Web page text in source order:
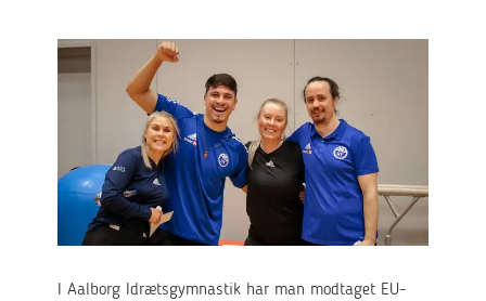
I Aalborg Idrætsgymnastik har man modtaget EU-